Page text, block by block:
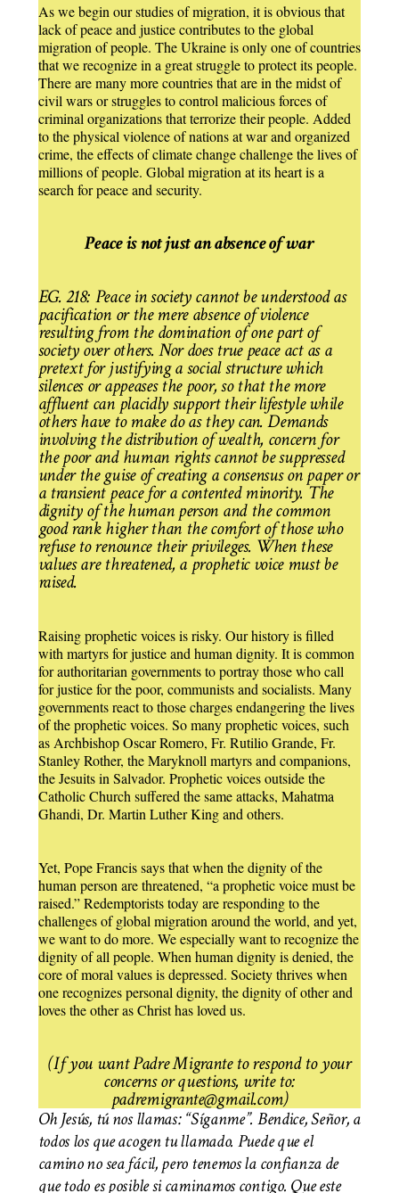
As we begin our studies of migration, it is obvious that
lack of peace and justice contributes to the global
migration of people. The Ukraine is only one of countries
that we recognize in a great struggle to protect its people.
There are many more countries that are in the midst of
civil wars or struggles to control malicious forces of
criminal organizations that terrorize their people. Added
to the physical violence of nations at war and organized
crime, the effects of climate change challenge the lives of
millions of people. Global migration at its heart is a
search for peace and security.
Peace is not just an absence of war
EG. 218: Peace in society cannot be understood as
pacification or the mere absence of violence
resulting from the domination of one part of
society over others. Nor does true peace act as a
pretext for justifying a social structure which
silences or appeases the poor, so that the more
affluent can placidly support their lifestyle while
others have to make do as they can. Demands
involving the distribution of wealth, concern for
the poor and human rights cannot be suppressed
under the guise of creating a consensus on paper or
a transient peace for a contented minority. The
dignity of the human person and the common
good rank higher than the comfort of those who
refuse to renounce their privileges. When these
values are threatened, a prophetic voice must be
raised.
Raising prophetic voices is risky. Our history is filled
with martyrs for justice and human dignity. It is common
for authoritarian governments to portray those who call
for justice for the poor, communists and socialists. Many
governments react to those charges endangering the lives
of the prophetic voices. So many prophetic voices, such
as Archbishop Oscar Romero, Fr. Rutilio Grande, Fr.
Stanley Rother, the Maryknoll martyrs and companions,
the Jesuits in Salvador. Prophetic voices outside the
Catholic Church suffered the same attacks, Mahatma
Ghandi, Dr. Martin Luther King and others.
Yet, Pope Francis says that when the dignity of the
human person are threatened, “a prophetic voice must be
raised.” Redemptorists today are responding to the
challenges of global migration around the world, and yet,
we want to do more. We especially want to recognize the
dignity of all people. When human dignity is denied, the
core of moral values is depressed. Society thrives when
one recognizes personal dignity, the dignity of other and
loves the other as Christ has loved us.
(If you want Padre Migrante to respond to your
concerns or questions, write to:
padremigrante@gmail.com)
Oh Jesús, tú nos llamas: “Síganme”. Bendice, Señor, a
todos los que acogen tu llamado. Puede que el
camino no sea fácil, pero tenemos la confianza de
que todo es posible si caminamos contigo. Que este